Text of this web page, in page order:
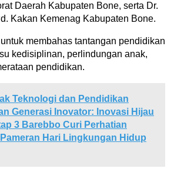
Daerah Kabupaten Bone, serta Dr.
Kakan Kemenag Kabupaten Bone.
membahas tantangan pendidikan
kedisiplinan, perlindungan anak,
pendidikan.
Teknologi dan Pendidikan
Generasi Inovator: Inovasi Hijau
3 Barebbo Curi Perhatian
Hari Lingkungan Hidup